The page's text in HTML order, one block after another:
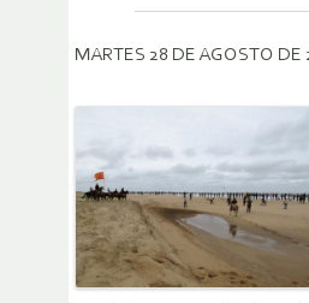
MARTES 28 DE AGOSTO DE